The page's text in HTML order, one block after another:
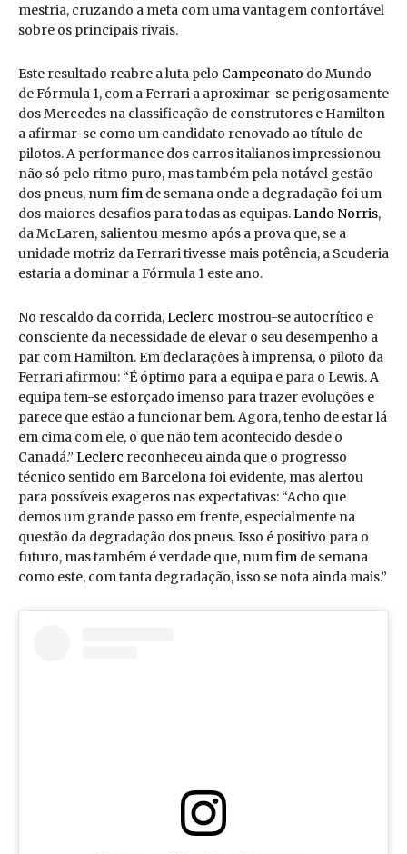
mestria, cruzando a meta com uma vantagem confortável
sobre os principais rivais.
Este resultado reabre a luta pelo Campeonato do Mundo
de Fórmula 1, com a Ferrari a aproximar-se perigosamente
dos Mercedes na classificação de construtores e Hamilton
a afirmar-se como um candidato renovado ao título de
pilotos. A performance dos carros italianos impressionou
não só pelo ritmo puro, mas também pela notável gestão
dos pneus, numfim de semana onde a degradação foi um
dos maiores desafios para todas as equipas.Lando Norris,
da McLaren, salientou mesmo após a prova que, se a
unidade motriz da Ferrari tivesse mais potência, a Scuderia
estaria a dominar a Fórmula 1 este ano.
No rescaldo da corrida,Leclerc mostrou-se autocrítico e
consciente da necessidade de elevar o seu desempenho a
par com Hamilton. Em declarações à imprensa, o piloto da
Ferrari afirmou: “É óptimo para a equipa e para o Lewis. A
equipa tem-se esforçado imenso para trazer evoluções e
parece que estão a funcionar bem. Agora, tenho de estar lá
em cima com ele, o que não tem acontecido desde o
Canadá.” Leclerc reconheceu ainda que o progresso
técnico sentido em Barcelona foi evidente, mas alertou
para possíveis exageros nas expectativas: “Acho que
demos um grande passo em frente, especialmente na
questão da degradação dos pneus. Isso é positivo para o
futuro, mas também é verdade que, numfim de semana
como este, com tanta degradação, isso se nota ainda mais.”